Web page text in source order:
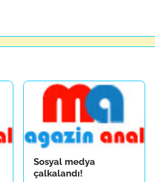
Sosyal medya
çalkalandı!